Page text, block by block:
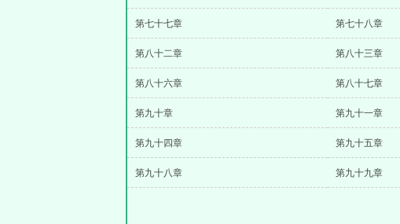
第七十七章 第七十八章
第八十二章 第八十三章
第八十六章 第八十七章
第九十章 第九十一章
第九十四章 第九十五章
第九十八章 第九十九章